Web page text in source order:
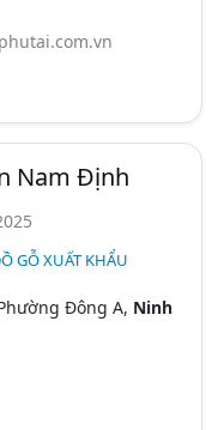
Nam Định
GỖ XUẤT KHẨU
Đông A, Ninh